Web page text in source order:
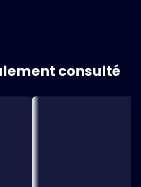
consulté